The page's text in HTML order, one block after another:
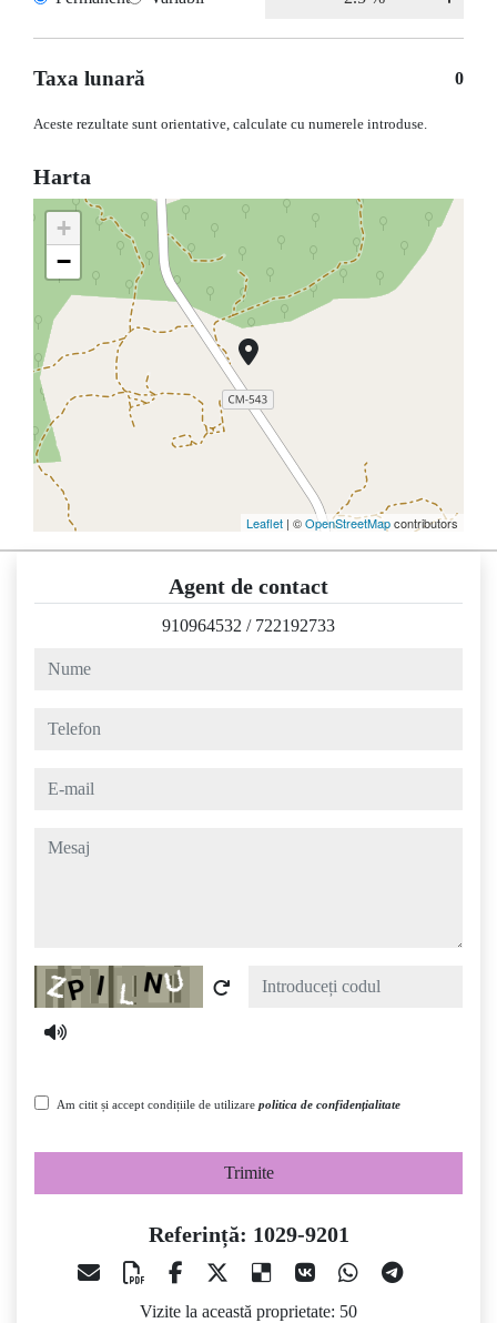
Taxa lunară 0
Aceste rezultate sunt orientative, calculate cu numerele introduse.
Harta
+
−
Leaflet | ©OpenStreetMapcontributors
Agent de contact
910964532 / 722192733
nume
telefon
e-mail
mesaj
Captcha
Am citit și accept condițiile de utilizare politica de confidențialitate
Trimite
Referință: 1029-9201
Vizite la această proprietate: 50